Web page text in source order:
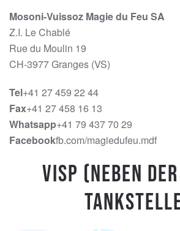
Mosoni-Vuissoz Magie du Feu SA
Z.I. Le Chablé
Rue du Moulin 19
CH-3977 Granges (VS)
Tel+41 27 459 22 44
Fax+41 27 458 16 13
Whatsapp+41 79 437 70 29
Facebookfb.com/magiedufeu.mdf
Visp (Neben